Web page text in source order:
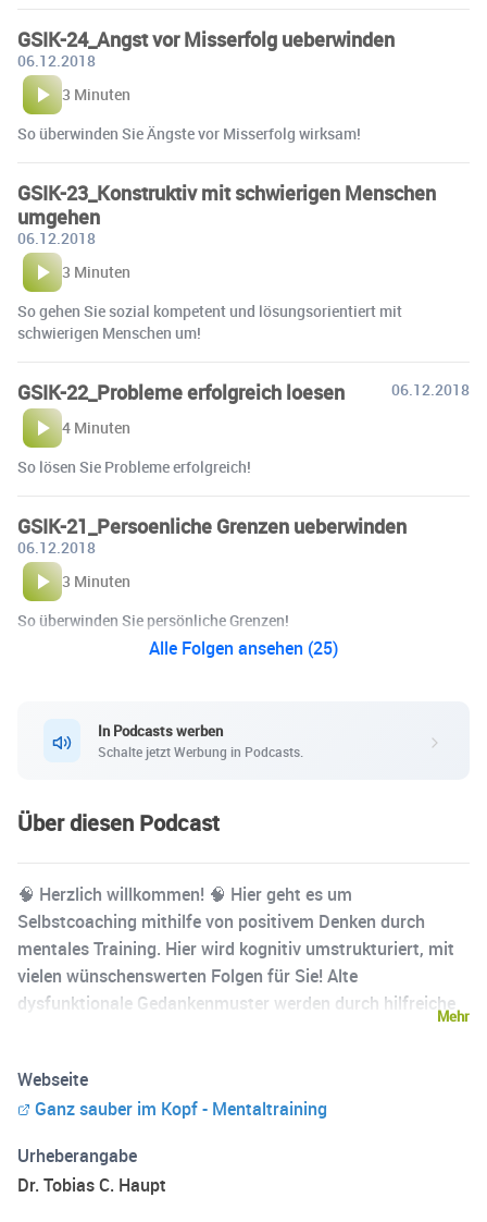
GSIK-24_Angst vor Misserfolg ueberwinden
06.12.2018
3 Minuten
So überwinden Sie Ängste vor Misserfolg wirksam!
GSIK-23_Konstruktiv mit schwierigen Menschen
umgehen
06.12.2018
3 Minuten
So gehen Sie sozial kompetent und lösungsorientiert mit
schwierigen Menschen um!
GSIK-22_Probleme erfolgreich loesen
06.12.2018
4 Minuten
So lösen Sie Probleme erfolgreich!
GSIK-21_Persoenliche Grenzen ueberwinden
06.12.2018
3 Minuten
So überwinden Sie persönliche Grenzen!
Alle Folgen ansehen (25)
In Podcasts werben
Schalte jetzt Werbung in Podcasts.
Über diesen Podcast
🧠 Herzlich willkommen! 🧠 Hier geht es um
Selbstcoaching mithilfe von positivem Denken durch
mentales Training. Hier wird kognitiv umstrukturiert, mit
vielen wünschenswerten Folgen für Sie! Alte
dysfunktionale Gedankenmuster werden durch hilfreiche
Positives rein: Das gedankliche Großreinemachen ist
angesagt. Selbstfürsorge pur. Hören Sie die Episoden bitte
Viel Erfolg! Dr. Tobias Constantin Haupt Diplom-
Psychologe & MBA
Mehr
Webseite
Ganz sauber im Kopf - Mentaltraining
Urheberangabe
Dr. Tobias C. Haupt